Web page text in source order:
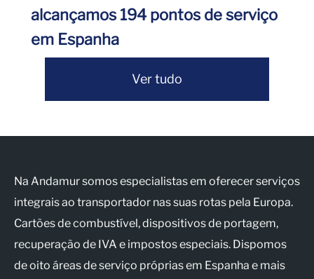
alcançamos 194 pontos de serviço
em Espanha
Ver tudo
Na Andamur somos especialistas em oferecer serviços
integrais ao transportador nas suas rotas pela Europa.
Cartões de combustível, dispositivos de portagem,
recuperação de IVA e impostos especiais. Dispomos
de oito áreas de serviço próprias em Espanha e mais